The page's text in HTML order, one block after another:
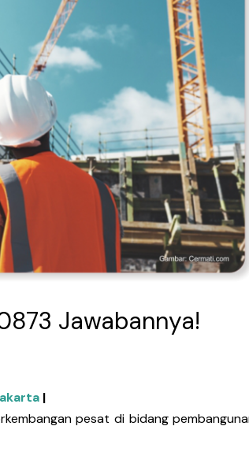
Jawabannya!
|
pesat di bidang